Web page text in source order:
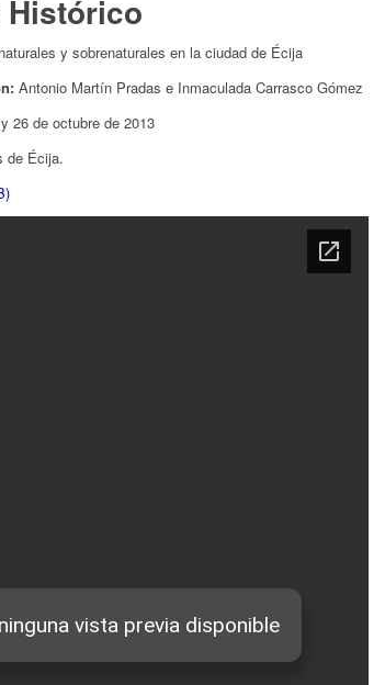
y sobrenaturales en la ciudad de Écija
Antonio Martín Pradas e Inmaculada Carrasco Gómez
26 de octubre de 2013
de Écija.